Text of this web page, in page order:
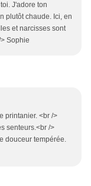
J'adore ton
plutôt chaude. Ici, en
et narcisses sont
Sophie
printanier. <br />
senteurs.<br />
douceur tempérée.